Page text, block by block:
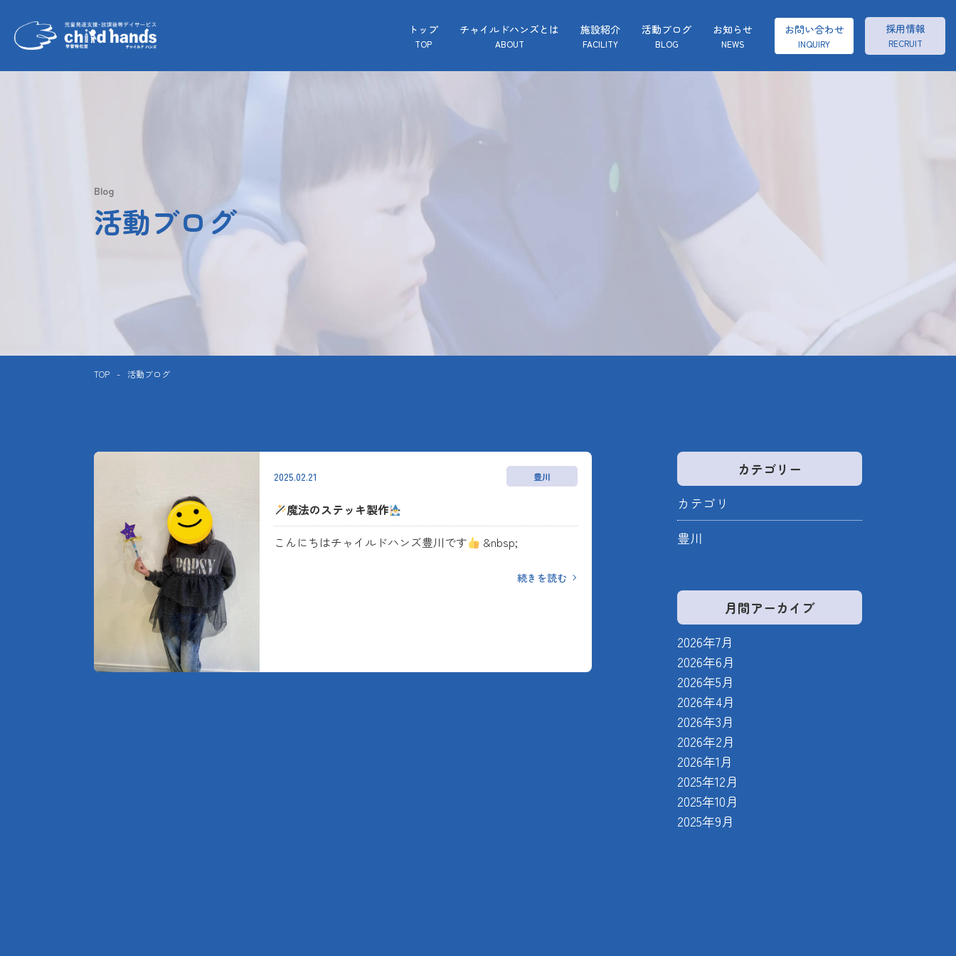
トップ
TOP
チャイルドハンズとは
ABOUT
施設紹介
FACILITY
活動ブログ
BLOG
お知らせ
NEWS
お問い合わせ
INQUIRY
採用情報
RECRUIT
活動ブログ
Blog
TOP - 活動ブログ
2025.02.21 豊川
魔法のステッキ製作
こんにちはチャイルドハンズ豊川です
&nbsp;
続きを読む
カテゴリー
カテゴリ
豊川
月間アーカイブ
2026年7月
2026年6月
2026年5月
2026年4月
2026年3月
2026年2月
2026年1月
2025年12月
2025年10月
2025年9月